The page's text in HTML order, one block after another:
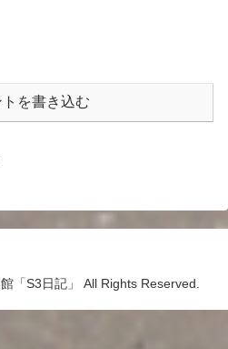
トを書き込む
「S3日記」 All Rights Reserved.